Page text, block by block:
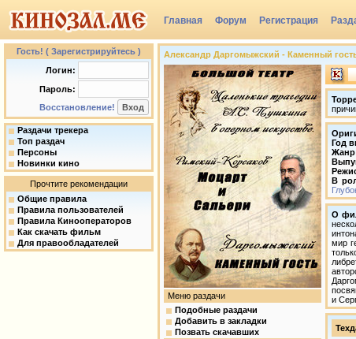
Главная Форум Регистрация
Гость! ( Зарегистрируйтесь )
Логин:
Пароль:
Восстановление!
Раздачи трекера
Топ раздач
Персоны
Новинки кино
Прочтите рекомендации
Общие правила
Правила пользователей
Правила Кинооператоров
Как скачать фильм
Для правообладателей
Александр Даргомыжский - Каменный
Меню раздачи
Подобные раздачи
Добавить в закладки
Позвать скачавших
Год
В
О
мир
и